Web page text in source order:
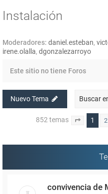
Instalación
Moderadores: daniel.esteban,
irene.olalla, dgonzalezarroyo
Este sitio no tiene Foros
Nuevo Tema
852 temas Página 1
1 2
convivencia de